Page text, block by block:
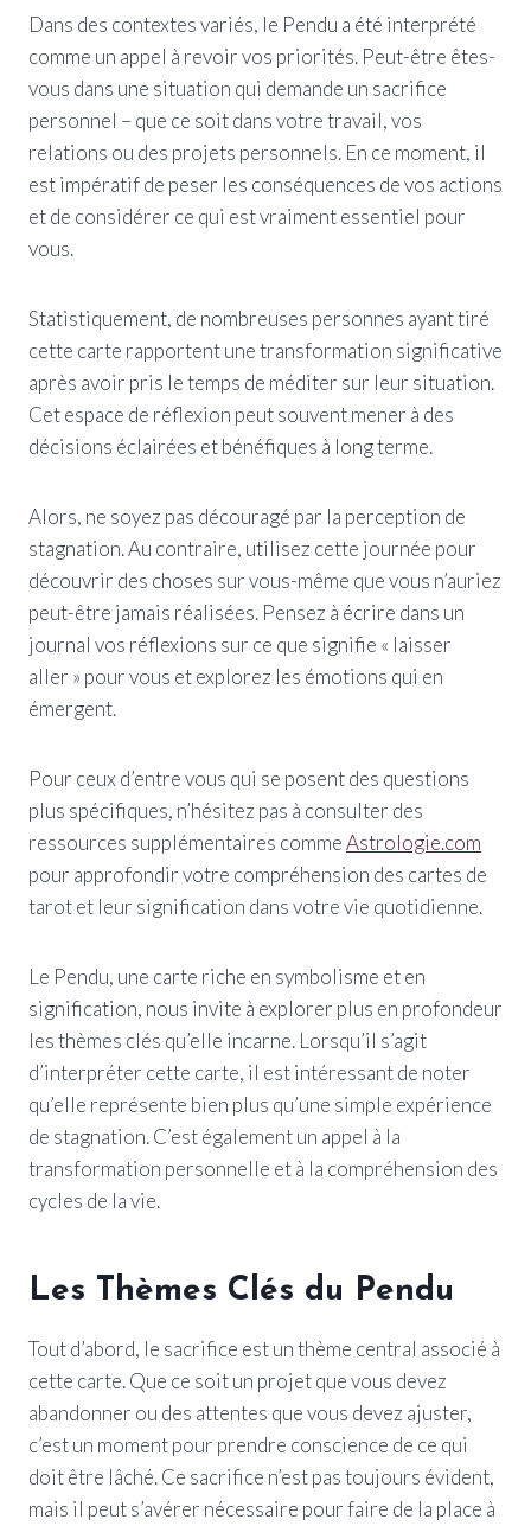
Dans des contextes variés, le Pendu a été interprété
comme un appel à revoir vos priorités. Peut-être êtes-
vous dans une situation qui demande un sacrifice
personnel – que ce soit dans votre travail, vos
relations ou des projets personnels. En ce moment, il
est impératif de peser les conséquences de vos actions
et de considérer ce qui est vraiment essentiel pour
vous.
Statistiquement, de nombreuses personnes ayant tiré
cette carte rapportent une transformation significative
après avoir pris le temps de méditer sur leur situation.
Cet espace de réflexion peut souvent mener à des
décisions éclairées et bénéfiques à long terme.
Alors, ne soyez pas découragé par la perception de
stagnation. Au contraire, utilisez cette journée pour
découvrir des choses sur vous-même que vous n’auriez
peut-être jamais réalisées. Pensez à écrire dans un
journal vos réflexions sur ce que signifie « laisser
aller » pour vous et explorez les émotions qui en
émergent.
Pour ceux d’entre vous qui se posent des questions
plus spécifiques, n’hésitez pas à consulter des
ressources supplémentaires commeAstrologie.com
pour approfondir votre compréhension des cartes de
tarot et leur signification dans votre vie quotidienne.
Le Pendu, une carte riche en symbolisme et en
signification, nous invite à explorer plus en profondeur
les thèmes clés qu’elle incarne. Lorsqu’il s’agit
d’interpréter cette carte, il est intéressant de noter
qu’elle représente bien plus qu’une simple expérience
de stagnation. C’est également un appel à la
transformation personnelle et à la compréhension des
cycles de la vie.
Les Thèmes Clés du Pendu
Tout d’abord, le sacrifice est un thème central associé à
cette carte. Que ce soit un projet que vous devez
abandonner ou des attentes que vous devez ajuster,
c’est un moment pour prendre conscience de ce qui
doit être lâché. Ce sacrifice n’est pas toujours évident,
mais il peut s’avérer nécessaire pour faire de la place à